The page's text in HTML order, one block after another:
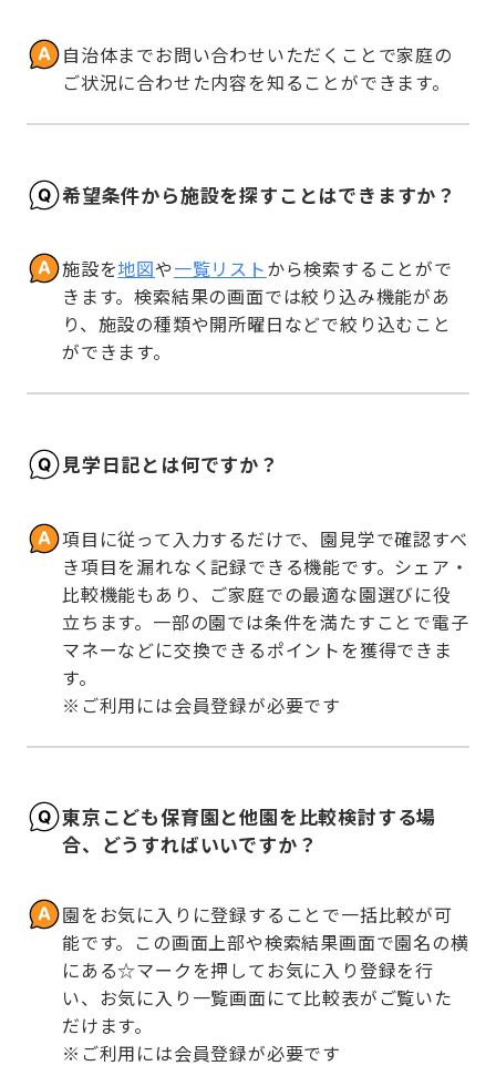
自治体までお問い合わせいただくことで家庭の
ご状況に合わせた内容を知ることができます。
希望条件から施設を探すことはできますか？
施設を地図や一覧リストから検索することがで
きます。検索結果の画面では絞り込み機能があ
り、施設の種類や開所曜日などで絞り込むこと
ができます。
見学日記とは何ですか？
項目に従って入力するだけで、園見学で確認すべ
き項目を漏れなく記録できる機能です。シェア・
比較機能もあり、ご家庭での最適な園選びに役
立ちます。一部の園では条件を満たすことで電子
マネーなどに交換できるポイントを獲得できま
す。
※ご利用には会員登録が必要です
東京こども保育園と他園を比較検討する場
合、どうすればいいですか？
園をお気に入りに登録することで一括比較が可
能です。この画面上部や検索結果画面で園名の横
にある☆マークを押してお気に入り登録を行
い、お気に入り一覧画面にて比較表がご覧いた
だけます。
※ご利用には会員登録が必要です